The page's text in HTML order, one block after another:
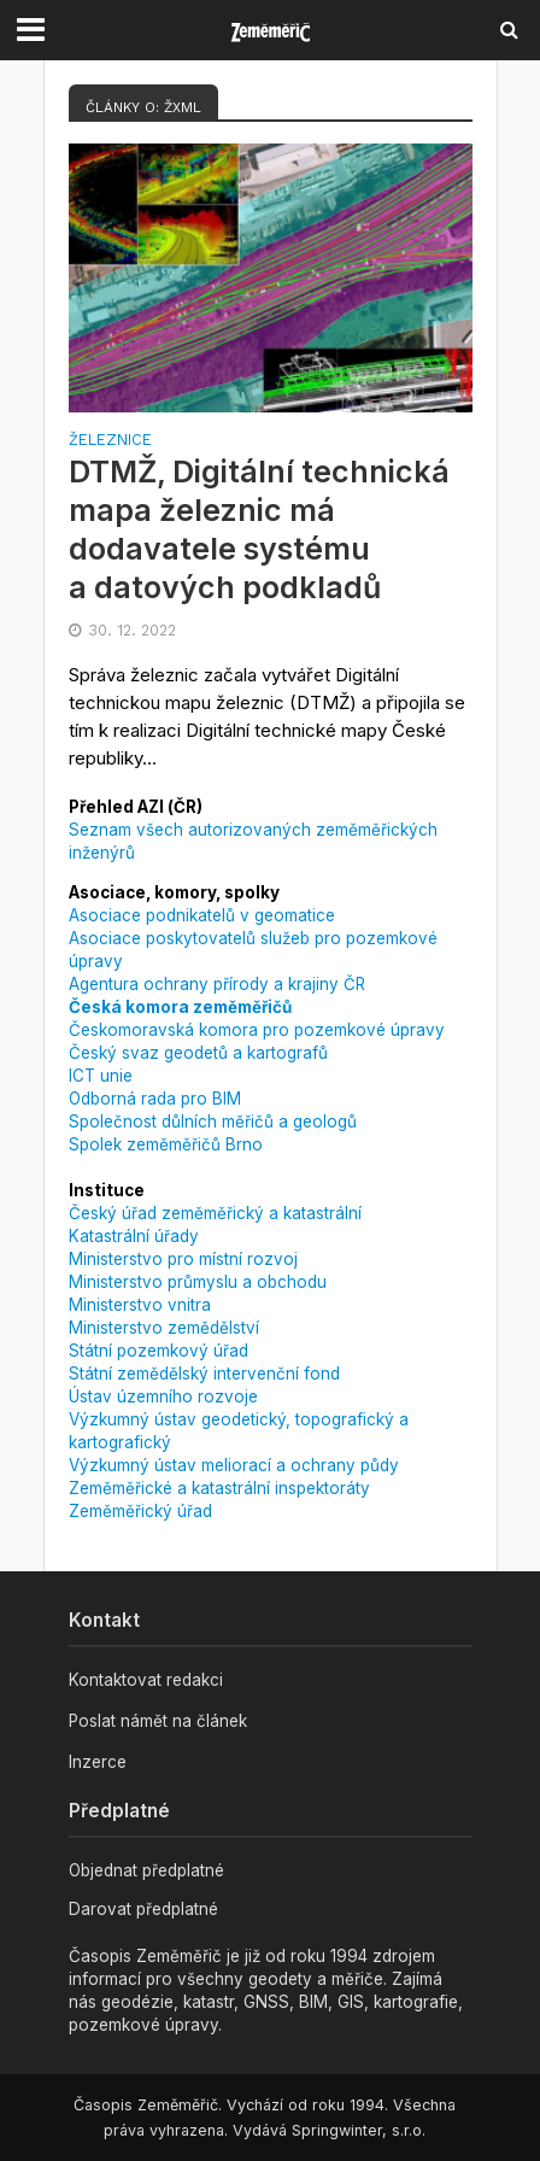
ČLÁNKY O: ŽXML
ŽELEZNICE
DTMŽ, Digitální technická
mapa železnic má
dodavatele systému
a datových podkladů
30. 12. 2022
Správa železnic začala vytvářet Digitální
technickou mapu železnic (DTMŽ) a připojila se
tím k realizaci Digitální technické mapy České
republiky...
Přehled AZI (ČR)
Seznam všech autorizovaných zeměměřických
inženýrů
Asociace, komory, spolky
Asociace podnikatelů v geomatice
Asociace poskytovatelů služeb pro pozemkové
úpravy
Agentura ochrany přírody a krajiny ČR
Česká komora zeměměřičů
Českomoravská komora pro pozemkové úpravy
Český svaz geodetů a kartografů
ICT unie
Odborná rada pro BIM
Společnost důlních měřičů a geologů
Spolek zeměměřičů Brno
Instituce
Český úřad zeměměřický a katastrální
Katastrální úřady
Ministerstvo pro místní rozvoj
Ministerstvo průmyslu a obchodu
Ministerstvo vnitra
Ministerstvo zemědělství
Státní pozemkový úřad
Státní zemědělský intervenční fond
Ústav územního rozvoje
Výzkumný ústav geodetický, topografický a
kartografický
Výzkumný ústav meliorací a ochrany půdy
Zeměměřické a katastrální inspektoráty
Zeměměřický úřad
Kontakt
Kontaktovat redakci
Poslat námět na článek
Inzerce
Předplatné
Objednat předplatné
Darovat předplatné
Časopis Zeměměřič je již od roku 1994 zdrojem
informací pro všechny geodety a měřiče. Zajímá
nás geodézie, katastr, GNSS, BIM, GIS, kartografie,
pozemkové úpravy.
Časopis Zeměměřič. Vychází od roku 1994. Všechna
práva vyhrazena. Vydává Springwinter, s.r.o.